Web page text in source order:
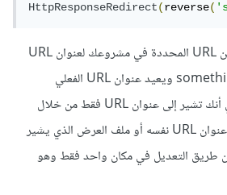
HttpResponseRedirect(reverse(
يبحث هذا في جميع عناوين URL المحددة في مشروعك لعنوان URL
المحدد بالاسم something_name ويعيد عنوان URL الفعلي
/something/. هذا يعني أنك تشير إلى عنوان URL فقط من خلال
اسمه - إذا كنت تريد تغيير عنوان URL نفسه أو ملف العرض الذي يشير
طريق التعديل في مكان واحد فقط وهو